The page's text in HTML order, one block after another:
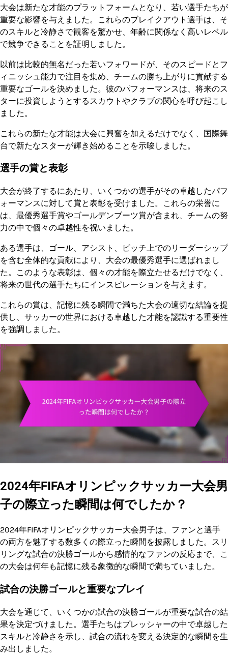
大会は新たな才能のプラットフォームとなり、若い選手たちが
重要な影響を与えました。これらのブレイクアウト選手は、そ
のスキルと冷静さで観客を驚かせ、年齢に関係なく高いレベル
で競争できることを証明しました。
以前は比較的無名だった若いフォワードが、そのスピードとフ
ィニッシュ能力で注目を集め、チームの勝ち上がりに貢献する
重要なゴールを決めました。彼のパフォーマンスは、将来のス
ターに投資しようとするスカウトやクラブの関心を呼び起こし
ました。
これらの新たな才能は大会に興奮を加えるだけでなく、国際舞
台で新たなスターが輝き始めることを示唆しました。
選手の賞と表彰
大会が終了するにあたり、いくつかの選手がその卓越したパフ
ォーマンスに対して賞と表彰を受けました。これらの栄誉に
は、最優秀選手賞やゴールデンブーツ賞が含まれ、チームの努
力の中で個々の卓越性を祝いました。
ある選手は、ゴール、アシスト、ピッチ上でのリーダーシップ
を含む全体的な貢献により、大会の最優秀選手に選ばれまし
た。このような表彰は、個々の才能を際立たせるだけでなく、
将来の世代の選手たちにインスピレーションを与えます。
これらの賞は、記憶に残る瞬間で満ちた大会の適切な結論を提
供し、サッカーの世界における卓越した才能を認識する重要性
を強調しました。
2024年FIFAオリンピックサッカー大会男
子の際立った瞬間は何でしたか？
2024年FIFAオリンピックサッカー大会男子は、ファンと選手
の両方を魅了する数多くの際立った瞬間を披露しました。スリ
リングな試合の決勝ゴールから感情的なファンの反応まで、こ
の大会は何年も記憶に残る象徴的な瞬間で満ちていました。
試合の決勝ゴールと重要なプレイ
大会を通じて、いくつかの試合の決勝ゴールが重要な試合の結
果を決定づけました。選手たちはプレッシャーの中で卓越した
スキルと冷静さを示し、試合の流れを変える決定的な瞬間を生
み出しました。